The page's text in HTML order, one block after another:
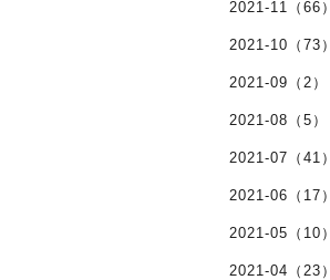
2021-11（66）
2021-10（73）
2021-09（2）
2021-08（5）
2021-07（41）
2021-06（17）
2021-05（10）
2021-04（23）